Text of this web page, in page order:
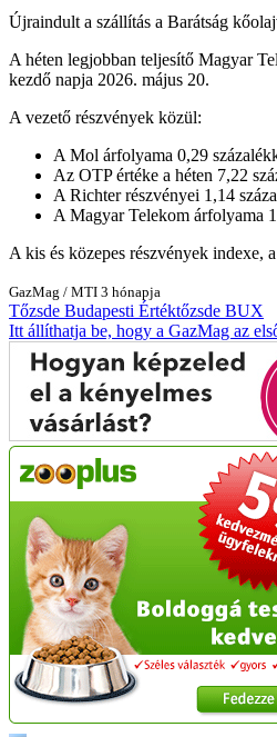
Újraindult a szállítás a Barátság
A héten legjobban teljesítő Magyar
kezdő napja 2026. május 20.
A vezető részvények közül:
A Mol árfolyama 0,29
Az OTP értéke a héten 7,22
A Richter részvényei 1,14
A Magyar Telekom árfolyama
A kis és közepes részvények indexe,
GazMag / MTI 3 hónapja
Tőzsde Budapesti Értéktőzsde BUX
Itt állíthatja be, hogy a GazMag az